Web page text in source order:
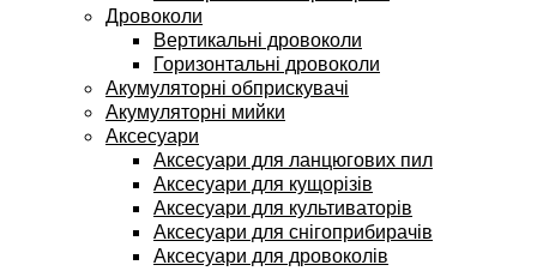
Дровоколи
Вертикальні дровоколи
Горизонтальні дровоколи
Акумуляторні обприскувачі
Акумуляторні мийки
Аксесуари
Аксесуари для ланцюгових пил
Аксесуари для кущорізів
Аксесуари для культиваторів
Аксесуари для снігоприбирачів
Аксесуари для дровоколів